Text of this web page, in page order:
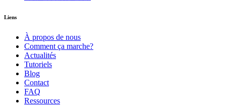
Liens
À propos de nous
Comment ça marche?
Actualités
Tutoriels
Blog
Contact
FAQ
Ressources